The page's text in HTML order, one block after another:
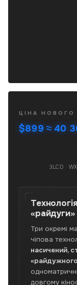
Epson
PowerLite
955WH
1280×800,
3200
люмен
колірної
білої
яскравості,
контраст
ЦІНА НОВОГО
$899 ≈ 40
3LCD
«райдуги»
Три окремі
чіпова
насичений,
довгому